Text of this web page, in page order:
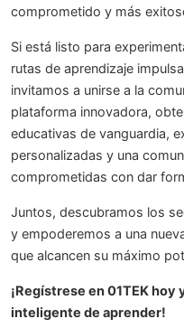
comprometido y más
Si está listo para
rutas de aprendizaje
invitamos a unirse a la
plataforma innovadora,
educativas de vanguardia,
personalizadas y una
comprometidas con dar
Juntos, descubramos los
y empoderemos a una
que alcancen su máximo
¡Regístrese en 01TEK hoy
inteligente de aprender!